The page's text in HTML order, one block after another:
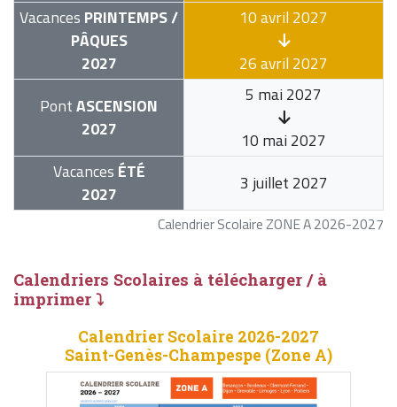
Calendrier Scolaire ZONE A 2026-2027
Vacances PRINTEMPS /
PÂQUES
2027
10 avril 2027
26 avril 2027
PontASCENSION
2027
5 mai 2027
10 mai 2027
Vacances ÉTÉ
2027
3 juillet 2027
Calendriers Scolaires à télécharger / à
imprimer ⤵
Calendrier Scolaire 2026-2027
Saint-Genès-Champespe (Zone A)